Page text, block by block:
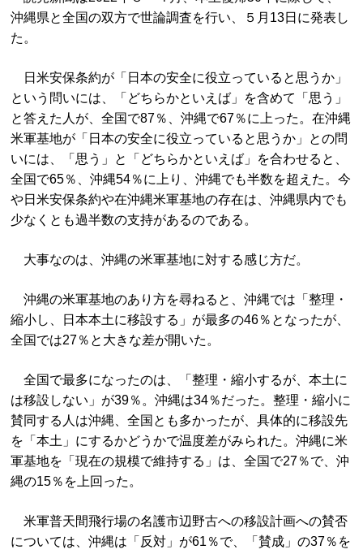
沖縄県と全国の双方で世論調査を行い、５月13日に発表し
た。
日米安保条約が「日本の安全に役立っていると思うか」
という問いには、「どちらかといえば」を含めて「思う」
と答えた人が、全国で87％、沖縄で67％に上った。在沖縄
米軍基地が「日本の安全に役立っていると思うか」との問
いには、「思う」と「どちらかといえば」を合わせると、
全国で65％、沖縄54％に上り、沖縄でも半数を超えた。今
や日米安保条約や在沖縄米軍基地の存在は、沖縄県内でも
少なくとも過半数の支持があるのである。
大事なのは、沖縄の米軍基地に対する感じ方だ。
沖縄の米軍基地のあり方を尋ねると、沖縄では「整理・
縮小し、日本本土に移設する」が最多の46％となったが、
全国では27％と大きな差が開いた。
全国で最多になったのは、「整理・縮小するが、本土に
は移設しない」が39％。沖縄は34％だった。整理・縮小に
賛同する人は沖縄、全国とも多かったが、具体的に移設先
を「本土」にするかどうかで温度差がみられた。沖縄に米
軍基地を「現在の規模で維持する」は、全国で27％で、沖
縄の15％を上回った。
米軍普天間飛行場の名護市辺野古への移設計画への賛否
については、沖縄は「反対」が61％で、「賛成」の37％を